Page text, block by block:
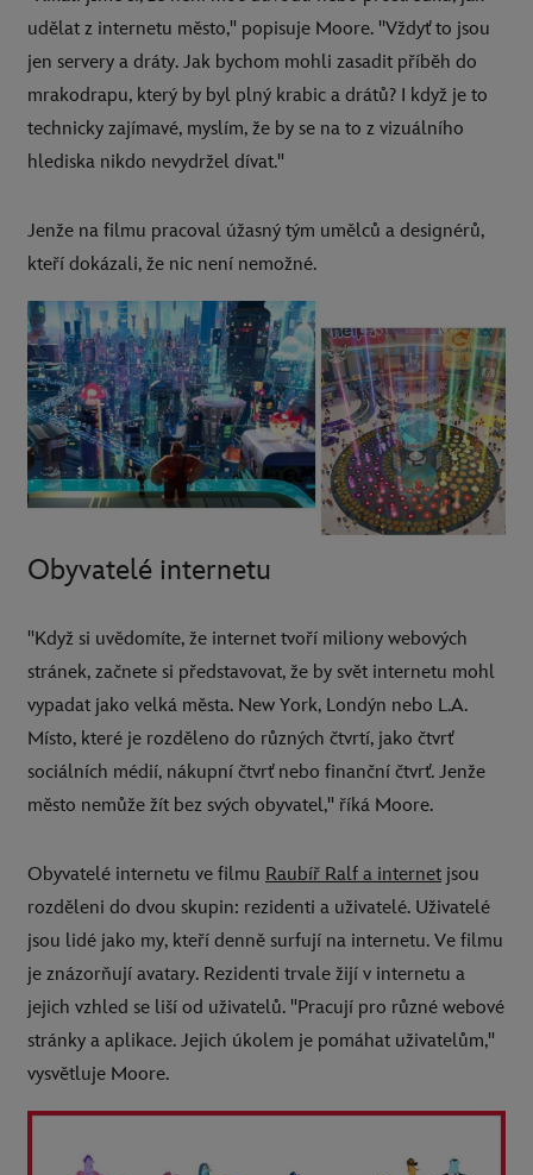
udělat z internetu město," popisuje Moore. "Vždyť to jsou
jen servery a dráty. Jak bychom mohli zasadit příběh do
mrakodrapu, který by byl plný krabic a drátů? I když je to
technicky zajímavé, myslím, že by se na to z vizuálního
hlediska nikdo nevydržel dívat."
Jenže na filmu pracoval úžasný tým umělců a designérů,
kteří dokázali, že nic není nemožné.
Obyvatelé internetu
"Když si uvědomíte, že internet tvoří miliony webových
stránek, začnete si představovat, že by svět internetu mohl
vypadat jako velká města. New York, Londýn nebo L.A.
Místo, které je rozděleno do různých čtvrtí, jako čtvrť
sociálních médií, nákupní čtvrť nebo finanční čtvrť. Jenže
město nemůže žít bez svých obyvatel," říká Moore.
Obyvatelé internetu ve filmu Raubíř Ralf a internet jsou
rozděleni do dvou skupin: rezidenti a uživatelé. Uživatelé
jsou lidé jako my, kteří denně surfují na internetu. Ve filmu
je znázorňují avatary. Rezidenti trvale žijí v internetu a
jejich vzhled se liší od uživatelů. "Pracují pro různé webové
stránky a aplikace. Jejich úkolem je pomáhat uživatelům,"
vysvětluje Moore.